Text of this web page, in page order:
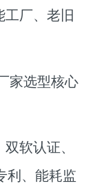
厂、老旧
选型核心
软认证、
利、能耗监